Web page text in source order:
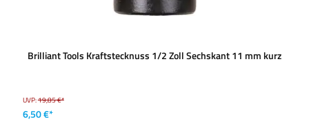
Brilliant Tools Kraftstecknuss 1/2 Zoll Sechskant 11 mm kurz
UVP:19,85 €*
6,50 €*